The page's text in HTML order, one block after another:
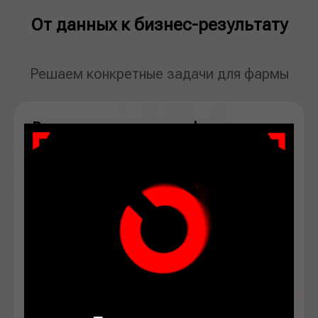
От данных к бизнес-результату
Решаем конкретные задачи для фармы
Рекомендательная платформа для
маркетинговой стратегии
выбор каналов продаж
выбор целевых врачей
тестирование гипотез и планирование
промо-акций на основе данных